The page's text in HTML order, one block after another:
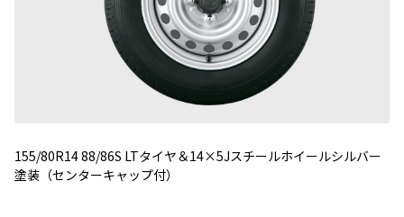
155/80R14 88/86S LTタイヤ＆14×5Jスチールホイールシルバー
塗装（センターキャップ付）